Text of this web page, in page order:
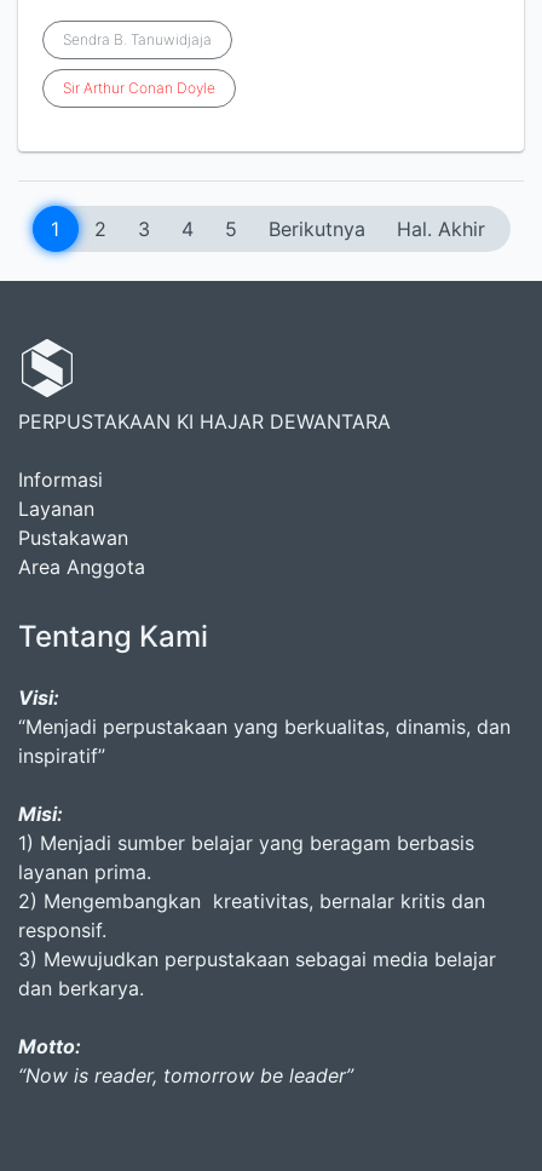
Sendra B. Tanuwidjaja
Sir Arthur Conan Doyle
1 2 3 4 5 Berikutnya Hal. Akhir
PERPUSTAKAAN KI HAJAR DEWANTARA
Informasi
Layanan
Pustakawan
Area Anggota
Tentang Kami
Visi:
“Menjadi perpustakaan yang berkualitas, dinamis, dan
inspiratif”
Misi:
1) Menjadi sumber belajar yang beragam berbasis
layanan prima.
2) Mengembangkan kreativitas, bernalar kritis dan
responsif.
3) Mewujudkan perpustakaan sebagai media belajar
dan berkarya.
Motto:
“Now is reader, tomorrow be leader”